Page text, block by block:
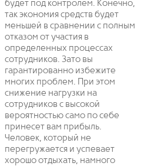
будет под контролем. Конечно,
так экономия средств будет
меньшей в сравнении с полным
отказом от участия в
определенных процессах
сотрудников. Зато вы
гарантированно избежите
многих проблем. При этом
снижение нагрузки на
сотрудников с высокой
вероятностью само по себе
принесет вам прибыль.
Человек, который не
перегружается и успевает
хорошо отдыхать, намного